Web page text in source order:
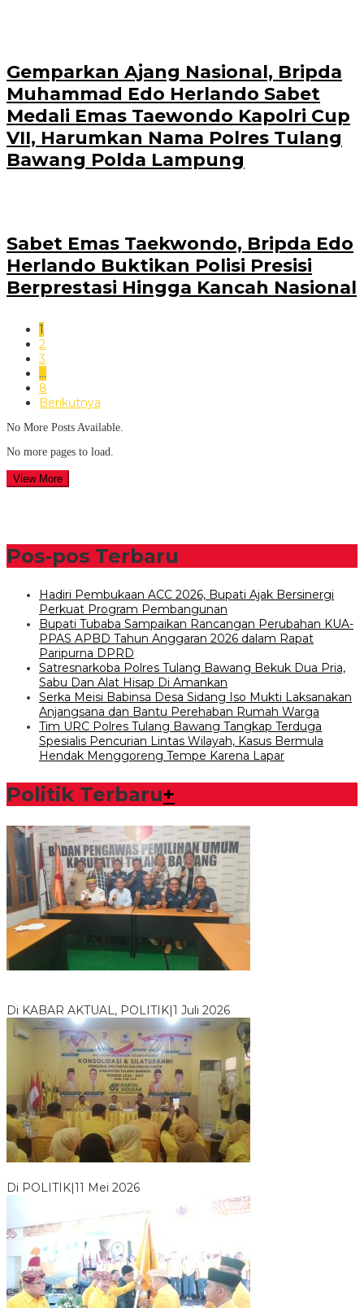
Gemparkan Ajang Nasional, Bripda
Muhammad Edo Herlando Sabet
Medali Emas Taewondo Kapolri Cup
VII, Harumkan Nama Polres Tulang
Bawang Polda Lampung
Sabet Emas Taekwondo, Bripda Edo
Herlando Buktikan Polisi Presisi
Berprestasi Hingga Kancah Nasional
1
2
3
…
8
Berikutnya
No More Posts Available.
No more pages to load.
View More
Pos-pos Terbaru
Hadiri Pembukaan ACC 2026, Bupati Ajak Bersinergi
Perkuat Program Pembangunan
Bupati Tubaba Sampaikan Rancangan Perubahan KUA-
PPAS APBD Tahun Anggaran 2026 dalam Rapat
Paripurna DPRD
Satresnarkoba Polres Tulang Bawang Bekuk Dua Pria,
Sabu Dan Alat Hisap Di Amankan
Serka Meisi Babinsa Desa Sidang Iso Mukti Laksanakan
Anjangsana dan Bantu Perehaban Rumah Warga
Tim URC Polres Tulang Bawang Tangkap Terduga
Spesialis Pencurian Lintas Wilayah, Kasus Bermula
Hendak Menggoreng Tempe Karena Lapar
Politik Terbaru+
Di KABAR AKTUAL, POLITIK 1 Juli 2026
Di POLITIK 11 Mei 2026